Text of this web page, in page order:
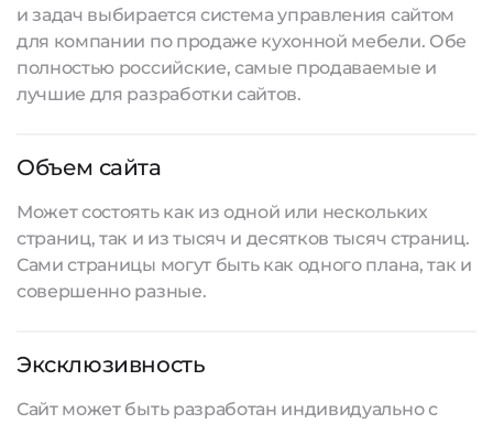
и задач выбирается система управления сайтом
для компании по продаже кухонной мебели. Обе
полностью российские, самые продаваемые и
лучшие для разработки сайтов.
Объем сайта
Может состоять как из одной или нескольких
страниц, так и из тысяч и десятков тысяч страниц.
Сами страницы могут быть как одного плана, так и
совершенно разные.
Эксклюзивность
Сайт может быть разработан индивидуально с